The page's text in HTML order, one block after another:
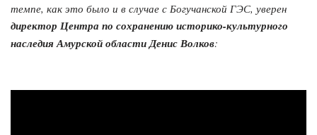
темпе, как это было и в случае с Богучанской ГЭС, уверен
директор Центра по сохранению историко-культурного
наследия Амурской области Денис Волков: